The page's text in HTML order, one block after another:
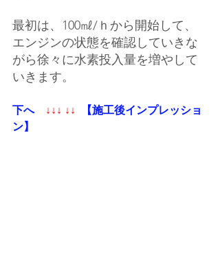
最初は、100㎖/ｈから開始して、
エンジンの状態を確認していきな
がら徐々に水素投入量を増やして
いきます。
下へ ↓↓↓ ↓↓
【施工後インプレッショ
ン】